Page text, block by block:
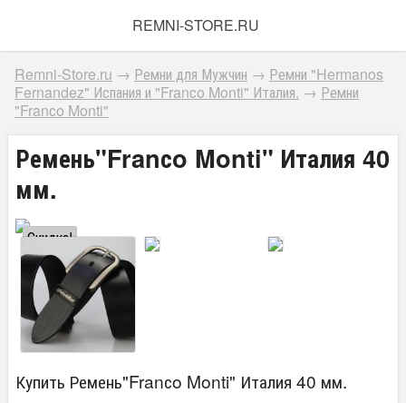
REMNI-STORE.RU
Remni-Store.ru → Ремни для Мужчин → Ремни "Hermanos
Fernandez" Испания и "Franсo Monti" Италия. → Ремни
"Franсo Monti"
Ремень"Franсo Monti" Италия 40
мм.
Скидка!
Купить Ремень"Franсo Monti" Италия 40 мм.